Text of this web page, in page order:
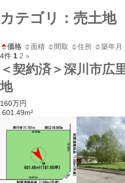
コ
ン
ツ
へ
ス
ッ
プ
ナ
ビ
シ
ョ
ン
移
動
カテゴリ：売土地
価格 面積 間取 住所
築年月
4件 1 2 »
＜契約済＞深川市広
地
160万円
601.49m²